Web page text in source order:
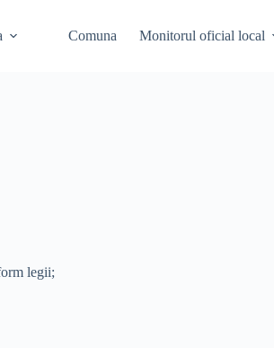
Comuna Monitorul oficial local
legii;